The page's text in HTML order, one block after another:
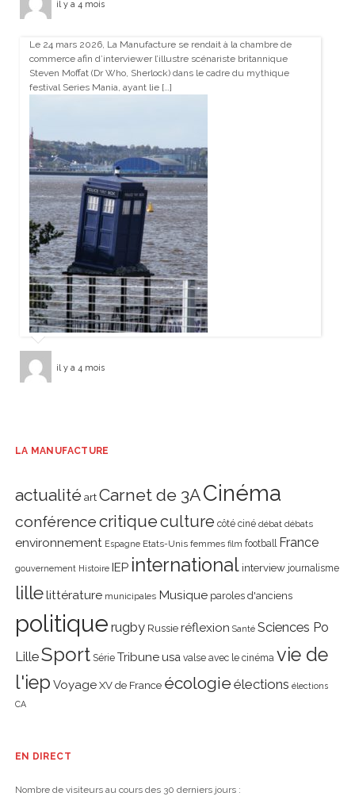
il y a 4 mois
Le 24 mars 2026, La Manufacture se rendait à la chambre de
commerce afin d’interviewer l’illustre scénariste britannique
Steven Moffat (Dr Who, Sherlock) dans le cadre du mythique
festival Series Mania, ayant lie […]
il y a 4 mois
LA MANUFACTURE
actualité art Carnet de 3ACinéma
conférencecritiqueculture côté ciné débat débats
environnement Espagne Etats-Unis femmes film football France
gouvernement Histoire IEP international interview journalisme
lillelittérature municipales Musique paroles d'anciens
politique rugby Russie réflexion Santé Sciences Po
LilleSport Série Tribune usa valse avec le cinéma vie de
l'iep Voyage XV de France écologie élections élections
CA
EN DIRECT
Nombre de visiteurs au cours des 30 derniers jours :